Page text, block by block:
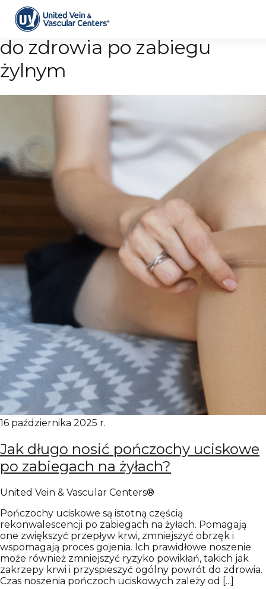
Archiwum tagów: powrót
do zdrowia po zabiegu
żylnym
16 października 2025 r.
Jak długo nosić pończochy uciskowe
po zabiegach na żyłach?
United Vein & Vascular Centers®
Pończochy uciskowe są istotną częścią
rekonwalescencji po zabiegach na żyłach. Pomagają
one zwiększyć przepływ krwi, zmniejszyć obrzęk i
wspomagają proces gojenia. Ich prawidłowe noszenie
może również zmniejszyć ryzyko powikłań, takich jak
zakrzepy krwi i przyspieszyć ogólny powrót do zdrowia.
Czas noszenia pończoch uciskowych zależy od [...]